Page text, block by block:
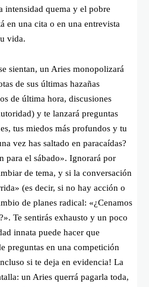
intensidad quema y el pobre
en una cita o en una entrevista
vida.
sientan, un Aries monopolizará
de sus últimas hazañas
de última hora, discusiones
y te lanzará preguntas
tus miedos más profundos y tu
vez has saltado en paracaídas?
para el sábado». Ignorará por
de tema, y si la conversación
(es decir, si no hay acción o
de planes radical: «¿Cenamos
Te sentirás exhausto y un poco
innata puede hacer que
preguntas en una competición
si te deja en evidencia! La
un Aries querrá pagarla toda,